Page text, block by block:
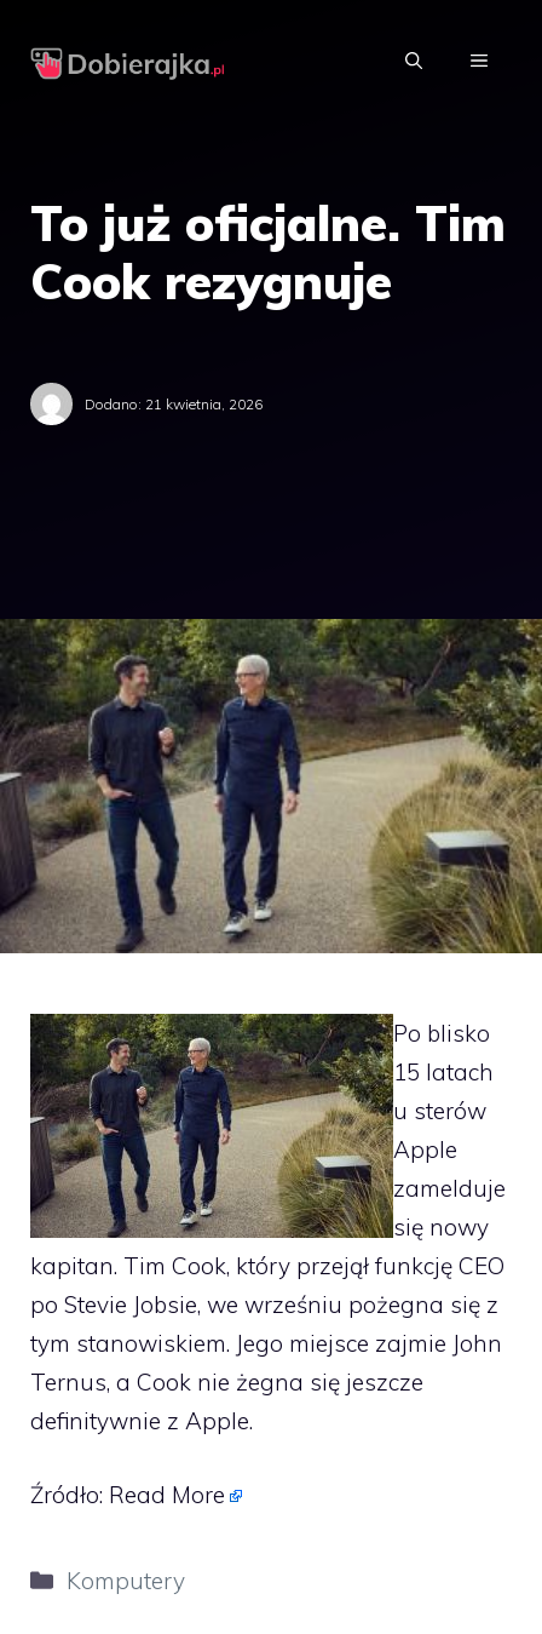
MENU
To już oficjalne. Tim
Cook rezygnuje
Dodano: 21 kwietnia, 2026
Po blisko
15 latach
u sterów
Apple
zamelduje
się nowy
kapitan. Tim Cook, który przejął funkcję CEO
po Stevie Jobsie, we wrześniu pożegna się z
tym stanowiskiem. Jego miejsce zajmie John
Ternus, a Cook nie żegna się jeszcze
definitywnie z Apple.
Źródło: Read More
Kategorie
Komputery